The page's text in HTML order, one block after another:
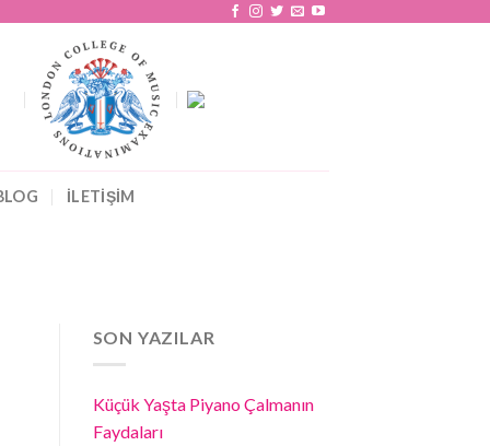
İLETİŞİM
SON YAZILAR
Küçük Yaşta Piyano Çalmanın
Faydaları